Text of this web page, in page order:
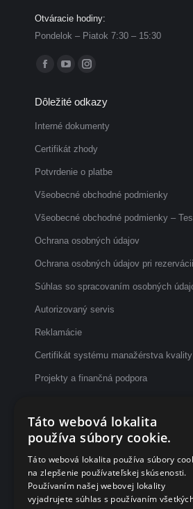
Otváracie hodiny:
Pondelok – Piatok 7:30 – 15:30
Find us on:
Facebook
opens
in
new
YouTube
opens
in
new
Instagram
opens
in
new
Dôležité odkazy
Interné dokumenty
Certifikát zhody
Potvrdenie o platbe
Všeobecné obchodné podmienky
Všeobecné obchodné podmienky –
Ochrana osobných údajov
Ochrana osobných údajov pri
Súhlas so spracovaním osobných
Autorizovaný servis
Reklamácie
Certifikát systému manažérstva
Projekty a finančná podpora
Dotazník spokojnosti po vyšetrení
Fakturačné údaje
eČasenka s.r.o.
Svätoplukova 2
Táto webová lokalita
používa súbory cookie.
Táto webová lokalita používa súbory
na zlepšenie používateľskej skúsenosti.
Používaním našej webovej lokality
vyjadrujete súhlas s používaním